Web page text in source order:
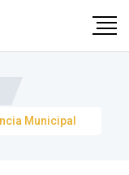
Municipal